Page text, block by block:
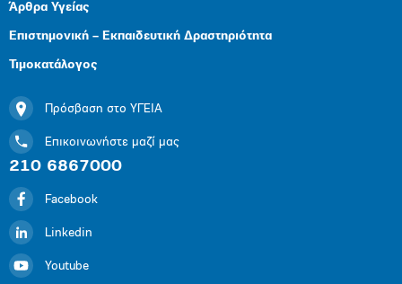
Άρθρα Υγείας
Επιστημονική – Εκπαιδευτική Δραστηριότητα
Τιμοκατάλογος
Πρόσβαση στο ΥΓΕΙΑ
Επικοινωνήστε μαζί μας
210 6867000
Facebook
Linkedin
Youtube